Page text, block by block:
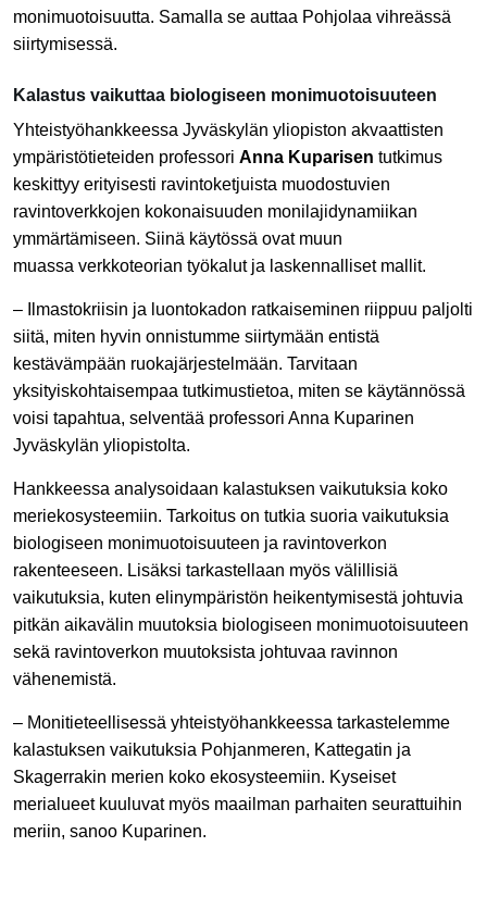
monimuotoisuutta. Samalla se auttaa Pohjolaa vihreässä
siirtymisessä.
Kalastus vaikuttaa biologiseen monimuotoisuuteen
Yhteistyöhankkeessa Jyväskylän yliopiston akvaattisten
ympäristötieteiden professori Anna Kuparisen tutkimus
keskittyy erityisesti ravintoketjuista muodostuvien
ravintoverkkojen kokonaisuuden monilajidynamiikan
ymmärtämiseen. Siinä käytössä ovat muun
muassa verkkoteorian työkalut ja laskennalliset mallit.
– Ilmastokriisin ja luontokadon ratkaiseminen riippuu paljolti
siitä, miten hyvin onnistumme siirtymään entistä
kestävämpään ruokajärjestelmään. Tarvitaan
yksityiskohtaisempaa tutkimustietoa, miten se käytännössä
voisi tapahtua, selventää professori Anna Kuparinen
Jyväskylän yliopistolta.
Hankkeessa analysoidaan kalastuksen vaikutuksia koko
meriekosysteemiin. Tarkoitus on tutkia suoria vaikutuksia
biologiseen monimuotoisuuteen ja ravintoverkon
rakenteeseen. Lisäksi tarkastellaan myös välillisiä
vaikutuksia, kuten elinympäristön heikentymisestä johtuvia
pitkän aikavälin muutoksia biologiseen monimuotoisuuteen
sekä ravintoverkon muutoksista johtuvaa ravinnon
vähenemistä.
– Monitieteellisessä yhteistyöhankkeessa tarkastelemme
kalastuksen vaikutuksia Pohjanmeren, Kattegatin ja
Skagerrakin merien koko ekosysteemiin. Kyseiset
merialueet kuuluvat myös maailman parhaiten seurattuihin
meriin, sanoo Kuparinen.